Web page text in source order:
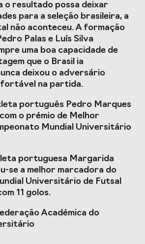
Gala do Desporto
de Portugal
Jogos CPLP
o resultado possa deixar
para a seleção brasileira, a
não aconteceu. A formação
Palas e Luís Silva
uma boa capacidade de
que o Brasil ia
deixou o adversário
na partida.
português Pedro Marques
o prémio de Melhor
Mundial Universitário
portuguesa Margarida
se a melhor marcadora do
Universitário de Futsal
11 golos.
Académica do